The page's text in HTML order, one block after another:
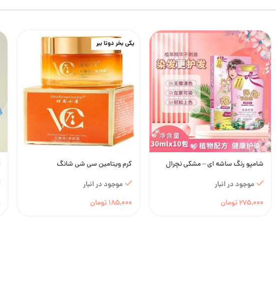
شامپو رنگ ساشه ای – مشکی نچرال
موجود در انبار
275,000 تومان
یکی بخر دوتا ببر
کرم ویتامین سی شی شانگ
موجود در انبار
185,000 تومان